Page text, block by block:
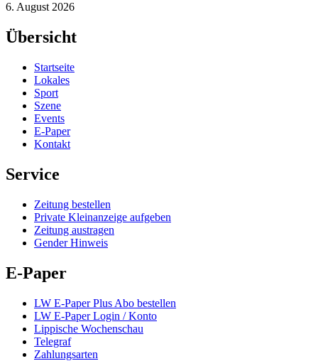
6. August 2026
Übersicht
Startseite
Lokales
Sport
Szene
Events
E-Paper
Kontakt
Service
Zeitung bestellen
Private Kleinanzeige aufgeben
Zeitung austragen
Gender Hinweis
E-Paper
LW E-Paper Plus Abo bestellen
LW E-Paper Login / Konto
Lippische Wochenschau
Telegraf
Zahlungsarten